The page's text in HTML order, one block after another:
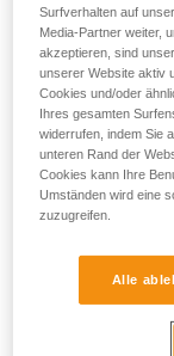
Rund,
Surfverhalten auf
Media-Partner weiter,
akzeptieren, sind
unserer Website aktiv
Cookies und/oder
Ihres gesamten
widerrufen, indem Sie
unteren Rand der
Cookies kann Ihre
Umständen wird eine
zuzugreifen.
Alle